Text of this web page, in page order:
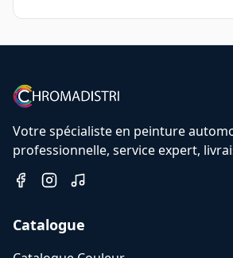
Votre spécialiste en peinture
professionnelle, service expert,
Catalogue